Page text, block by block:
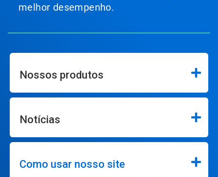
melhor desempenho.
Nossos produtos
Notícias
Como usar nosso site